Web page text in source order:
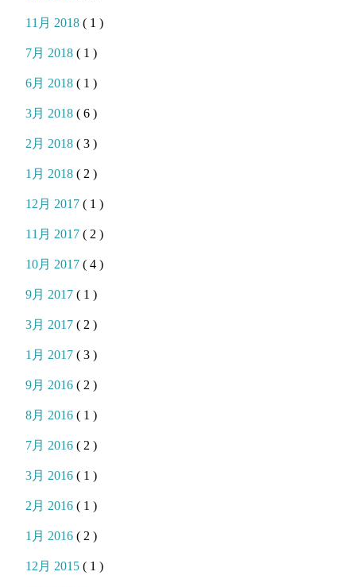
11月 2018( 1 )
7月 2018( 1 )
6月 2018( 1 )
3月 2018( 6 )
2月 2018( 3 )
1月 2018( 2 )
12月 2017( 1 )
11月 2017( 2 )
10月 2017( 4 )
9月 2017( 1 )
3月 2017( 2 )
1月 2017( 3 )
9月 2016( 2 )
8月 2016( 1 )
7月 2016( 2 )
3月 2016( 1 )
2月 2016( 1 )
1月 2016( 2 )
12月 2015( 1 )